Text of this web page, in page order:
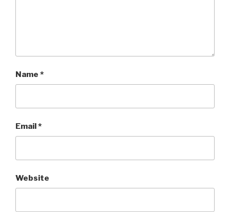
Name *
Email*
Website